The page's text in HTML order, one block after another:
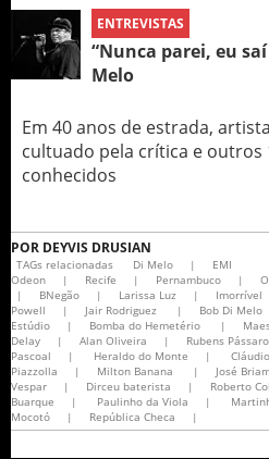
ENTREVISTAS
“Nunca parei, eu
Melo
Em 40 anos de estrada,
cultuado pela crítica e
conhecidos
POR DEYVIS DRUSIAN
TAGs relacionadas Di Melo |
EMI
Odeon
| Recife | Pernambuco |
|
BNegão | Larissa Luz | Imorrível
Powell
| Jair Rodriguez | Bob Di Melo
Estúdio
| Bomba do Hemetério |
Delay
| Alan Oliveira | Rubens Pássaro
Pascoal
| Heraldo do Monte |
Piazzolla
| Milton Banana | José
Vespar
| Dirceu baterista | Roberto
Buarque
| Paulinho da Viola |
Mocotó
| República Checa |